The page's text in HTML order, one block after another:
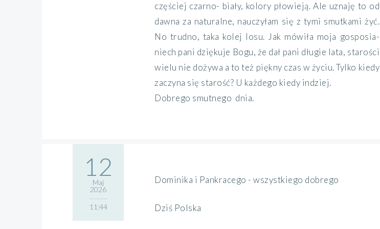
częściej czarno- biały, kolory płowieją. Ale uznaję to od
dawna za naturalne, nauczyłam się z tymi smutkami żyć.
No trudno, taka kolej losu. Jak mówiła moja gosposia-
niech pani dziękuje Bogu, że dał pani długie lata, starości
wielu nie dożywa a to też piękny czas w życiu. Tylko kiedy
zaczyna się starość? U każdego kiedy indziej.
Dobrego smutnego dnia.
12
Maj
2026
11:44
Dominika i Pankracego - wszystkiego dobrego
Dziś Polska